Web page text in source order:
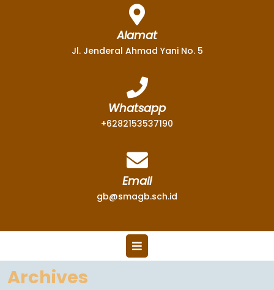
Alamat
Jl. Jenderal Ahmad Yani No. 5
Whatsapp
+6282153537190
Email
gb@smagb.sch.id
Archives